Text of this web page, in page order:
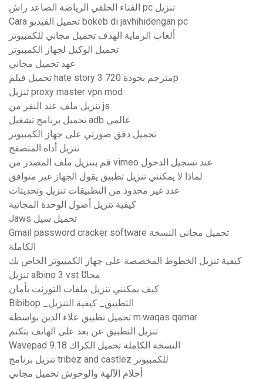
الفناء الخلفي الرياضة الصاعد راش pc تنزيل
Cara تحميل الفيديو bokeb di javhihidengan pc
ألعاب الرماية الهدف تحميل مجاني للكمبيوتر
تحميل الوكيل لجهاز الكمبيوتر
عهد تحميل مجاني
تحميل فيلم hate story 3 مترجم بجودة 720p
تنزيل proxy master vpn mod
تنزيل ملف عند النقر من js
تحميل برنامج تشغيل adb عالمي
تحميل دفق صورتي على جهاز الكمبيوتر
تنزيل أداة المتصفح
قم بتنزيل ملف المصدر من vimeo عند تسجيل الدخول
لماذا لا يمكنني تنزيل تطبيق يقول الجهاز غير متوافق
عدد غير محدود من التطبيقات تنزيل وتحديثات
كيفية تنزيل أصول الوحدة المجانية
Jaws تحميل سيل
Gmail password cracker software تحميل مجاني النسخة
الكاملة
كيفية تنزيل الخطوط المخصصة على جهاز الكمبيوتر الخاص بك
تنزيل albino 3 vst مجانًا
كيف يمكنني تنزيل ملفات التورنت بأمان
Bibibop _التطبيق_ كيفية التنزيل
تحميل تطبيق علاء الدين بواسطة m.waqas qamar
تنزيل التطبيق عن بعد على الهاتف بتكتم
Wavepad 9.18 النسخة الكاملة تحميل الكراك
تنزيل برنامج tribez and castlez للكمبيوتر
أحلام الآلهة والوحوش تحميل مجاني